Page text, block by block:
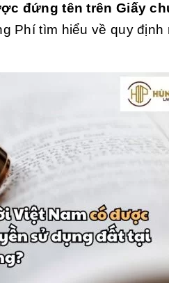
đứng tên trên Giấy
Phí tìm hiểu về quy định